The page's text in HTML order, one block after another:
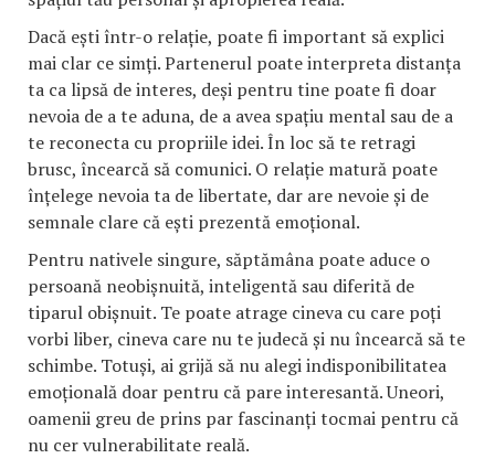
Dacă ești într-o relație, poate fi important să explici
mai clar ce simți. Partenerul poate interpreta distanța
ta ca lipsă de interes, deși pentru tine poate fi doar
nevoia de a te aduna, de a avea spațiu mental sau de a
te reconecta cu propriile idei. În loc să te retragi
brusc, încearcă să comunici. O relație matură poate
înțelege nevoia ta de libertate, dar are nevoie și de
semnale clare că ești prezentă emoțional.
Pentru nativele singure, săptămâna poate aduce o
persoană neobișnuită, inteligentă sau diferită de
tiparul obișnuit. Te poate atrage cineva cu care poți
vorbi liber, cineva care nu te judecă și nu încearcă să te
schimbe. Totuși, ai grijă să nu alegi indisponibilitatea
emoțională doar pentru că pare interesantă. Uneori,
oamenii greu de prins par fascinanți tocmai pentru că
nu cer vulnerabilitate reală.